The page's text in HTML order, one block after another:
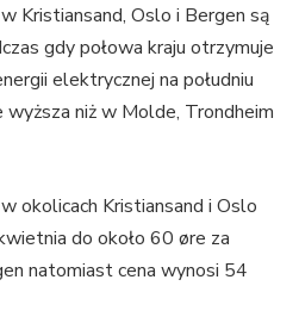
Kristiansand, Oslo i Bergen są
gdy połowa kraju otrzymuje
elektrycznej na południu
niż w Molde, Trondheim
okolicach Kristiansand i Oslo
do około 60 øre za
natomiast cena wynosi 54